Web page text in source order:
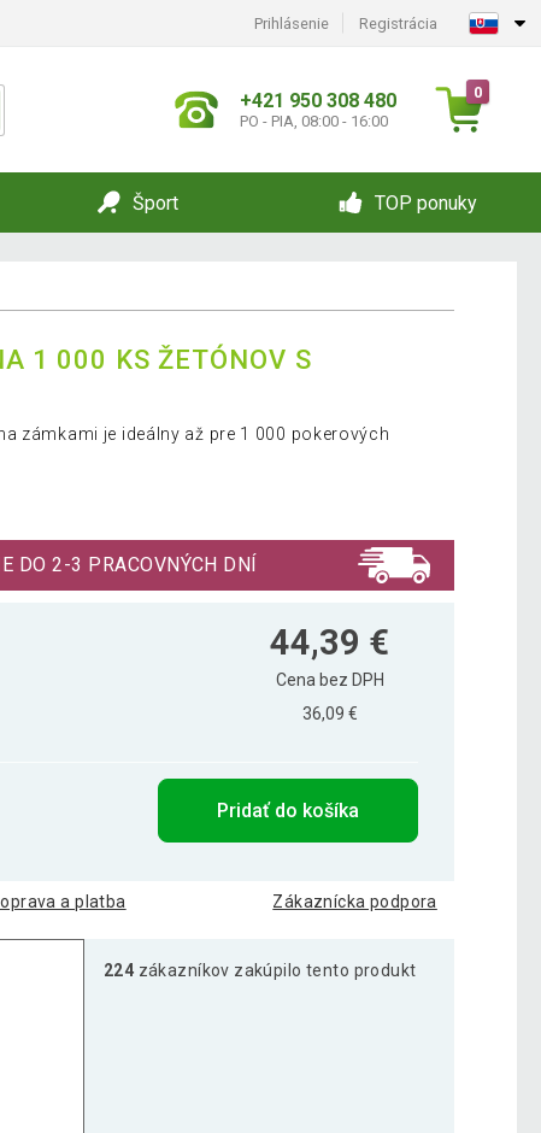
Prihlásenie Registrácia
+421 950 308 480
PO - PIA, 08:00 - 16:00
0
Šport TOP ponuky
1 000 KS ŽETÓNOV S
zámkami je ideálny až pre 1 000 pokerových
DO 2-3 PRACOVNÝCH DNÍ
44,39 €
Cena bez DPH
36,09 €
Pridať do košíka
a platba Zákaznícka podpora
224 zákazníkov zakúpilo tento produkt